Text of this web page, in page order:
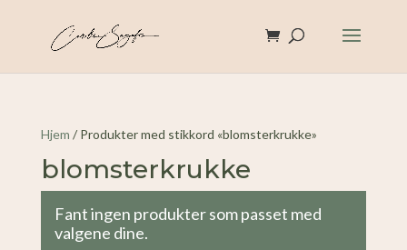
Hjem / Produkter med stikkord «blomsterkrukke»
blomsterkrukke
Fant ingen produkter som passet med
valgene dine.